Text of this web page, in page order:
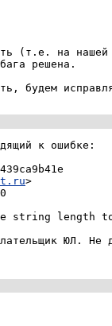
(т.е. на
решена.
будем
к ошибке:
>
ЮЛ. Не